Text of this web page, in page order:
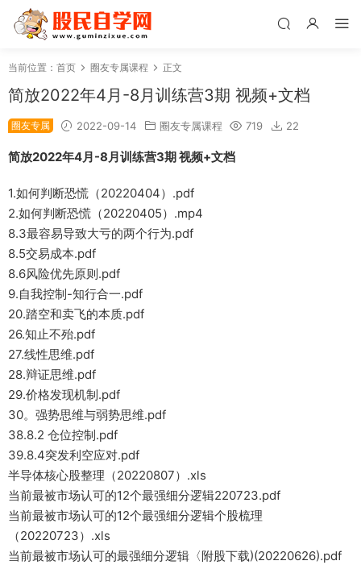
当前位置： 首页 圈友专属课程 正文
简放2022年4月-8月训练营3期 视频+文档
圈友专属 2022-09-14 圈友专属课程 719 22
简放2022年4月-8月训练营3期 视频+文档
1.如何判断恐慌（20220404）.pdf
2.如何判断恐慌（20220405）.mp4
8.3最容易导致大亏的两个行为.pdf
8.5交易成本.pdf
8.6风险优先原则.pdf
9.自我控制-知行合一.pdf
20.踏空和卖飞的本质.pdf
26.知止不殆.pdf
27.线性思维.pdf
28.辩证思维.pdf
29.价格发现机制.pdf
30。强势思维与弱势思维.pdf
38.8.2 仓位控制.pdf
39.8.4突发利空应对.pdf
半导体核心股整理（20220807）.xls
当前最被市场认可的12个最强细分逻辑220723.pdf
当前最被市场认可的12个最强细分逻辑个股梳理
（20220723）.xls
当前最被市场认可的最强细分逻辑〈附股下载)(20220626).pdf